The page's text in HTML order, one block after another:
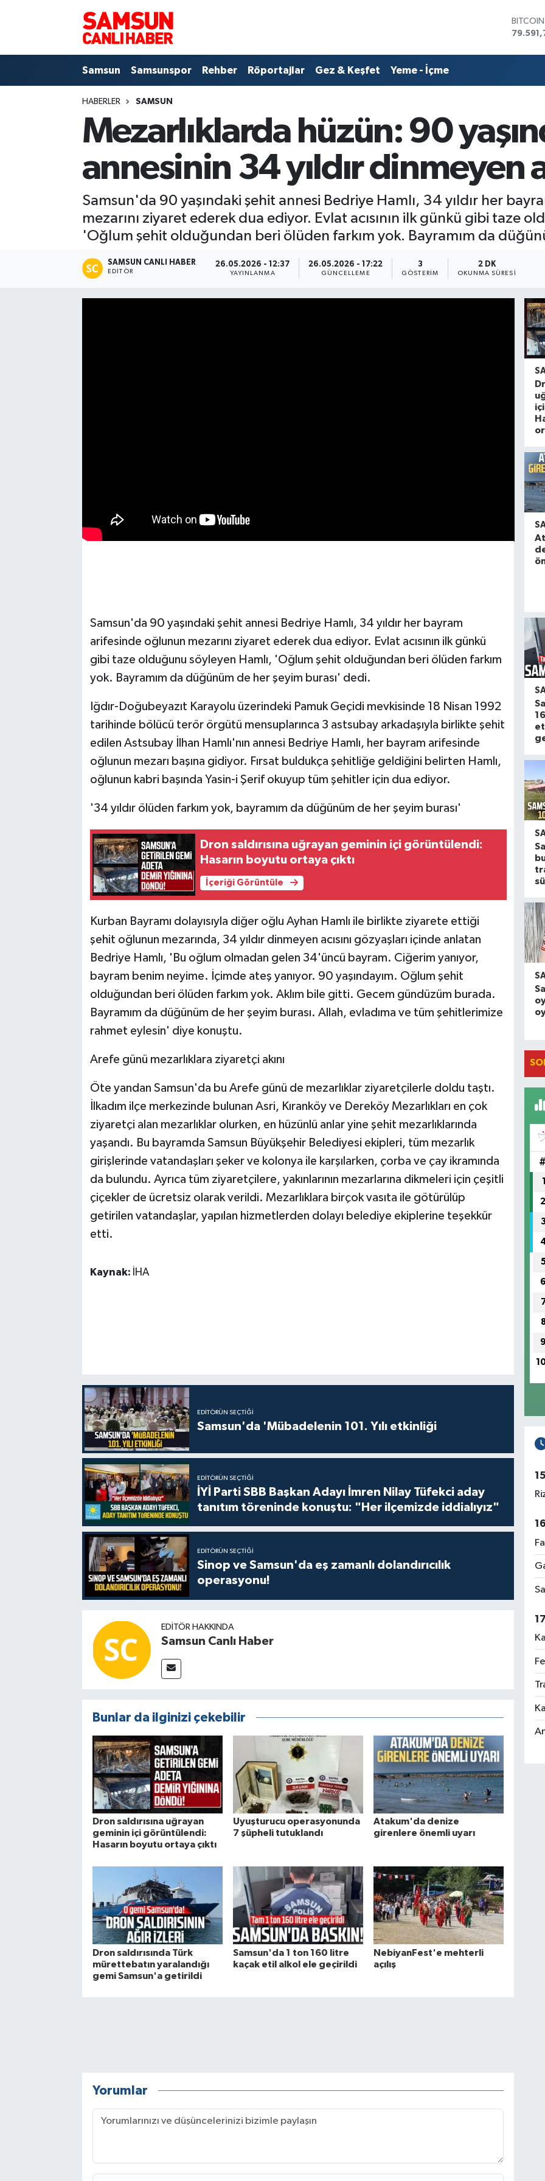
DOLAR
Samsun Samsunspor Rehber Röportajlar Gez & Keşfet Yeme - İçme
HABERLER SAMSUN
Mezarlıklarda hüzün: 90
annesinin 34 yıldır dinmeyen
Samsun'da 90 yaşındaki şehit annesi Bedriye Hamlı, 34 yıldır her
mezarını ziyaret ederek dua ediyor. Evlat acısının ilk günkü gibi taze
'Oğlum şehit olduğundan beri ölüden farkım yok. Bayramım da
SAMSUN CANLI HABER
EDITÖR
26.05.2026 - 12:37
YAYINLANMA
26.05.2026 - 17:22
GÜNCELLEME
3
GÖSTERIM
2 DK
OKUNMA SÜRESI
Samsun'da 90 yaşındaki şehit annesi Bedriye Hamlı, 34 yıldır her bayram
arifesinde oğlunun mezarını ziyaret ederek dua ediyor. Evlat acısının ilk günkü
gibi taze olduğunu söyleyen Hamlı, 'Oğlum şehit olduğundan beri ölüden farkım
yok. Bayramım da düğünüm de her şeyim burası' dedi.
Iğdır-Doğubeyazıt Karayolu üzerindeki Pamuk Geçidi mevkisinde 18 Nisan 1992
tarihinde bölücü terör örgütü mensuplarınca 3 astsubay arkadaşıyla birlikte şehit
edilen Astsubay İlhan Hamlı'nın annesi Bedriye Hamlı, her bayram arifesinde
oğlunun mezarı başına gidiyor. Fırsat buldukça şehitliğe geldiğini belirten Hamlı,
oğlunun kabri başında Yasin-i Şerif okuyup tüm şehitler için dua ediyor.
'34 yıldır ölüden farkım yok, bayramım da düğünüm de her şeyim burası'
Dron saldırısına uğrayan geminin içi görüntülendi:
Hasarın boyutu ortaya çıktı
İçeriği Görüntüle
Kurban Bayramı dolayısıyla diğer oğlu Ayhan Hamlı ile birlikte ziyarete ettiği
şehit oğlunun mezarında, 34 yıldır dinmeyen acısını gözyaşları içinde anlatan
Bedriye Hamlı, 'Bu oğlum olmadan gelen 34'üncü bayram. Ciğerim yanıyor,
bayram benim neyime. İçimde ateş yanıyor. 90 yaşındayım. Oğlum şehit
olduğundan beri ölüden farkım yok. Aklım bile gitti. Gecem gündüzüm burada.
Bayramım da düğünüm de her şeyim burası. Allah, evladıma ve tüm şehitlerimize
rahmet eylesin' diye konuştu.
Arefe günü mezarlıklara ziyaretçi akını
Öte yandan Samsun'da bu Arefe günü de mezarlıklar ziyaretçilerle doldu taştı.
İlkadım ilçe merkezinde bulunan Asri, Kıranköy ve Dereköy Mezarlıkları en çok
ziyaretçi alan mezarlıklar olurken, en hüzünlü anlar yine şehit mezarlıklarında
yaşandı. Bu bayramda Samsun Büyükşehir Belediyesi ekipleri, tüm mezarlık
girişlerinde vatandaşları şeker ve kolonya ile karşılarken, çorba ve çay ikramında
da bulundu. Ayrıca tüm ziyaretçilere, yakınlarının mezarlarına dikmeleri için çeşitli
çiçekler de ücretsiz olarak verildi. Mezarlıklara birçok vasıta ile götürülüp
getirilen vatandaşlar, yapılan hizmetlerden dolayı belediye ekiplerine teşekkür
etti.
Kaynak: İHA
EDITÖRÜN SEÇTIĞI
Samsun'da 'Mübadelenin 101. Yılı etkinliği
EDITÖRÜN SEÇTIĞI
İYİ Parti SBB Başkan Adayı İmren Nilay Tüfekci aday
tanıtım töreninde konuştu: "Her ilçemizde iddialıyız"
EDITÖRÜN SEÇTIĞI
Sinop ve Samsun'da eş zamanlı dolandırıcılık
operasyonu!
EDITÖR HAKKINDA
Samsun Canlı Haber
Bunlar da ilginizi çekebilir
Dron saldırısına uğrayan
geminin içi görüntülendi:
Hasarın boyutu ortaya çıktı
Uyuşturucu operasyonunda
7 şüpheli tutuklandı
Atakum'da denize
girenlere önemli uyarı
Dron saldırısında Türk
mürettebatın yaralandığı
gemi Samsun'a getirildi
Samsun'da 1 ton 160 litre
kaçak etil alkol ele geçirildi
NebiyanFest'e mehterli
açılış
Yorumlar
#
1
2
6
9
Samsunspor
Samsun Nöbetçi Eczaneler
Samsun Hava Durumu
Samsun Trafik Yoğunluk Haritası
Süper Lig Puan Durumu ve Fikstür
Tüm Manşetler
Son Dakika Haberleri
Haber Arşivi